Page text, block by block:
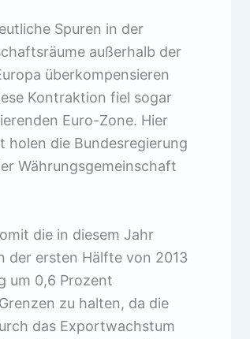
Spuren in der
außerhalb der
überkompensieren
Kontraktion fiel sogar
Euro-Zone. Hier
die Bundesregierung
Währungsgemeinschaft
die in diesem Jahr
der ersten Hälfte von 2013
um 0,6 Prozent
zu halten, da die
das Exportwachstum